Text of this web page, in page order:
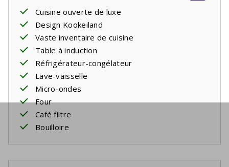
Cuisine ouverte de luxe
Design Kookeiland
Vaste inventaire de cuisine
Table à induction
Réfrigérateur-congélateur
Lave-vaisselle
Micro-ondes
Four
Café filtre
Bouilloire